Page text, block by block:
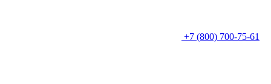
+7 (800) 700-75-61